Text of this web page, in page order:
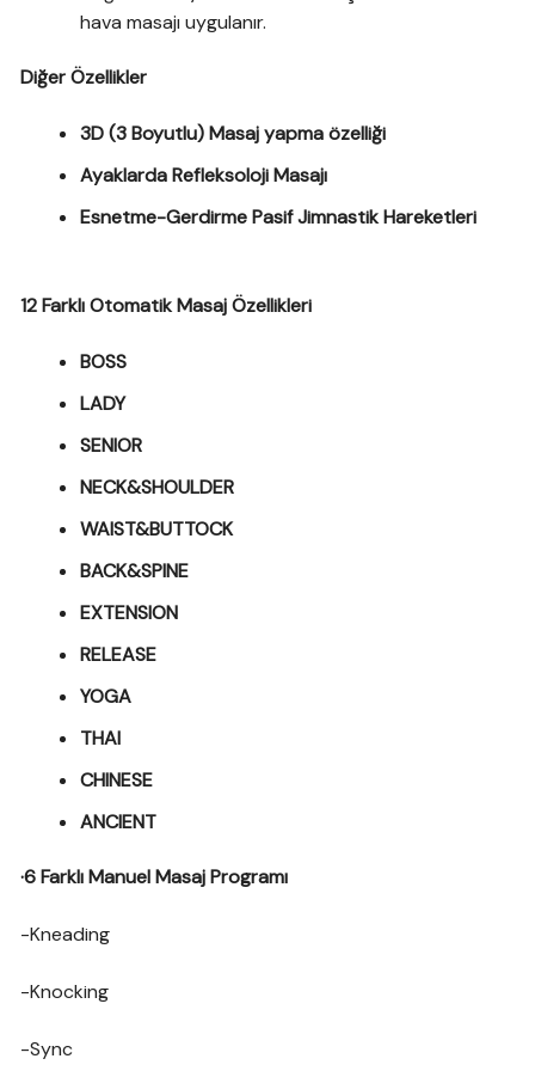
hava masajı uygulanır.
Diğer Özellikler
3D (3 Boyutlu) Masaj yapma özelliği
Ayaklarda Refleksoloji Masajı
Esnetme-Gerdirme Pasif Jimnastik Hareketleri
12 Farklı Otomatik Masaj Özellikleri
BOSS
LADY
SENIOR
NECK&SHOULDER
WAIST&BUTTOCK
BACK&SPINE
EXTENSION
RELEASE
YOGA
THAI
CHINESE
ANCIENT
·6 Farklı Manuel Masaj Programı
-Kneading
-Knocking
-Sync